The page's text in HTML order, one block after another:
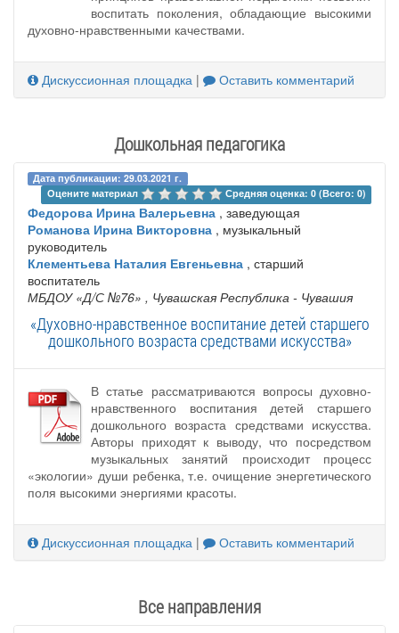
воспитать поколения, обладающие высокими
духовно-нравственными качествами.
Дискуссионная площадка | Оставить комментарий
Дошкольная педагогика
Дата публикации: 29.03.2021 г.
Оцените материал
Средняя оценка: 0 (Всего: 0)
Федорова Ирина Валерьевна , заведующая
Романова Ирина Викторовна , музыкальный
руководитель
Клементьева Наталия Евгеньевна , старший
воспитатель
МБДОУ «Д/С №76» , Чувашская Республика - Чувашия
«Духовно-нравственное воспитание детей старшего
дошкольного возраста средствами искусства»
В статье рассматриваются вопросы духовно-
нравственного воспитания детей старшего
дошкольного возраста средствами искусства.
Авторы приходят к выводу, что посредством
музыкальных занятий происходит процесс
«экологии» души ребенка, т.е. очищение энергетического
поля высокими энергиями красоты.
Дискуссионная площадка | Оставить комментарий
Все направления